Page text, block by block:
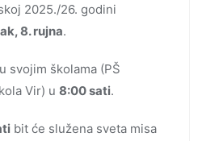
2025./26. godini
8. rujna.
svojim školama (PŠ
Vir) u 8:00 sati.
bit će služena sveta misa